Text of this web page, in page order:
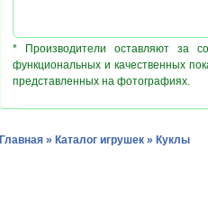
* Производители оставляют за
функциональных и качественных
представленных на фотографиях.
Главная » Каталог игрушек » Куклы